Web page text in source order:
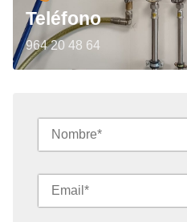
Teléfono
964 20 48 64